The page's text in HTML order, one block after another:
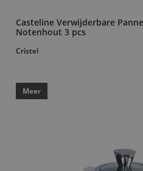
Casteline Verwijderbare
Notenhout 3 pcs
Cristel
Meer